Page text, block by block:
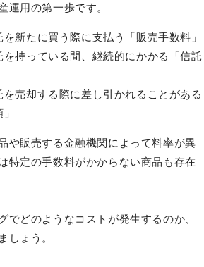
運用の第一歩です。
新たに買う際に支払う「販売手数料」
を持っている間、継続的にかかる「信託
を売却する際に差し引かれることがある
や販売する金融機関によって料率が異
特定の手数料がかからない商品も存在
でどのようなコストが発生するのか、
しょう。